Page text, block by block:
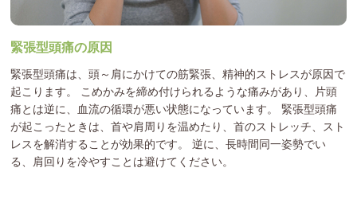
緊張型頭痛の原因
緊張型頭痛は、頭～肩にかけての筋緊張、精神的ストレスが原因で
起こります。 こめかみを締め付けられるような痛みがあり、片頭
痛とは逆に、血流の循環が悪い状態になっています。 緊張型頭痛
が起こったときは、首や肩周りを温めたり、首のストレッチ、スト
レスを解消することが効果的です。 逆に、長時間同一姿勢でい
る、肩回りを冷やすことは避けてください。